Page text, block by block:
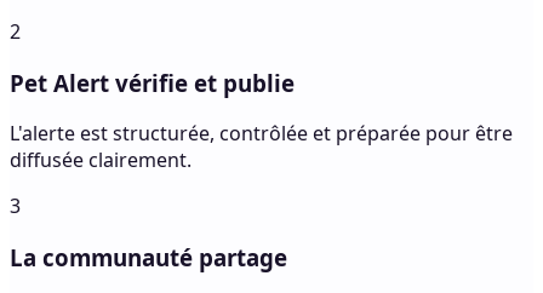
2
Pet Alert vérifie et publie
L'alerte est structurée, contrôlée et préparée pour être
diffusée clairement.
3
La communauté partage